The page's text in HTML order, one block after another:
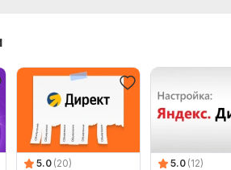
5.0 (20)
5.0 (12)